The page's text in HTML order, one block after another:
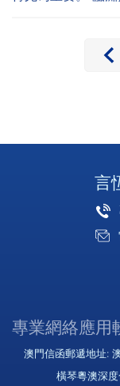
言
澳門信函郵遞地址:
橫琴粵澳深